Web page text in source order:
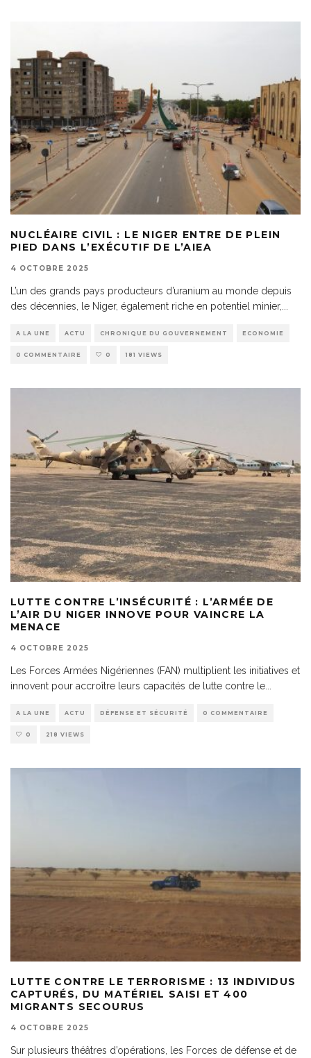
NUCLÉAIRE CIVIL : LE NIGER ENTRE DE PLEIN
PIED DANS L’EXÉCUTIF DE L’AIEA
4 OCTOBRE 2025
L’un des grands pays producteurs d’uranium au monde depuis
des décennies, le Niger, également riche en potentiel minier,...
A LA UNE ACTU CHRONIQUE DU GOUVERNEMENT ECONOMIE
0 COMMENTAIRE 0 181 VIEWS
LUTTE CONTRE L’INSÉCURITÉ : L’ARMÉE DE
L’AIR DU NIGER INNOVE POUR VAINCRE LA
MENACE
4 OCTOBRE 2025
Les Forces Armées Nigériennes (FAN) multiplient les initiatives et
innovent pour accroître leurs capacités de lutte contre le
A LA UNE ACTU DÉFENSE ET SÉCURITÉ 0 COMMENTAIRE
0 218 VIEWS
LUTTE CONTRE LE TERRORISME : 13 INDIVIDUS
CAPTURÉS, DU MATÉRIEL SAISI ET 400
MIGRANTS SECOURUS
4 OCTOBRE 2025
Sur plusieurs théâtres d’opérations, les Forces de défense et de